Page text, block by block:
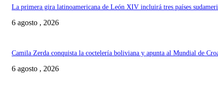
La primera gira latinoamericana de León XIV incluirá tres países
6 agosto , 2026
Camila Zerda conquista la coctelería boliviana y apunta al Mundial de
6 agosto , 2026